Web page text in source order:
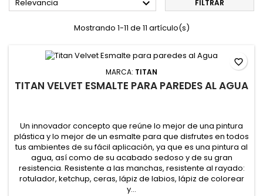
Relevancia  FILTRAR
Mostrando 1-11 de 11 artículo(s)
MARCA: TITAN
TITAN VELVET ESMALTE PARA PAREDES AL AGUA
Un innovador concepto que reúne lo mejor de una pintura
plástica y lo mejor de un esmalte para que disfrutes en todos
tus ambientes de su fácil aplicación, ya que es una pintura al
agua, así como de su acabado sedoso y de su gran
resistencia. Resistente a las manchas, resistente al rayado:
rotulador, ketchup, ceras, lápiz de labios, lápiz de colorear
y...
favorite_border